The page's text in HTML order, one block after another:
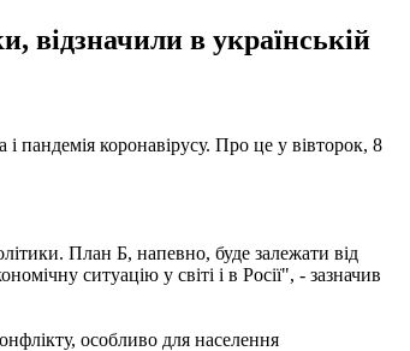
відзначили в українській
коронавірусу. Про це у вівторок, 8
План Б, напевно, буде залежати від
ситуацію у світі і в Росії", - зазначив
особливо для населення